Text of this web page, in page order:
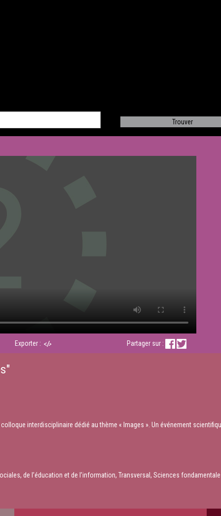
Exporter : Partager sur :
interdisciplinaire dédié au thème « Images ». Un événement
de l’éducation et de l’information, Transversal, Sciences